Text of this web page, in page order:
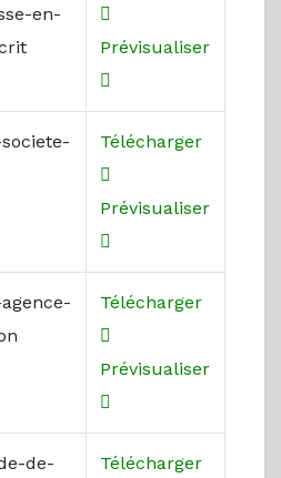
en-
Prévisualiser
Télécharger
Prévisualiser
Télécharger
Prévisualiser
de-
Télécharger